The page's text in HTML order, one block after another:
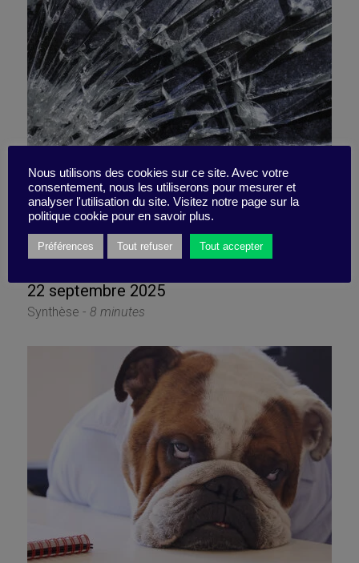
Résilience, ce mirage qui
vous épuise
22 septembre 2025
Synthèse - 8 minutes
Nous utilisons des cookies sur ce site. Avec votre
consentement, nous les utiliserons pour mesurer et
analyser l'utilisation du site. Visitez notre page sur la
politique cookie pour en savoir plus.
Préférences Tout refuser Tout accepter